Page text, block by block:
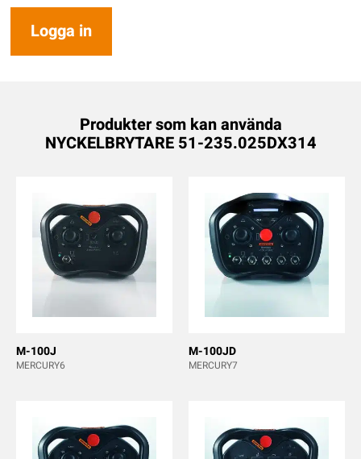
Logga in
Produkter som kan använda
NYCKELBRYTARE 51-235.025DX314
M-100J
MERCURY6
M-100JD
MERCURY7